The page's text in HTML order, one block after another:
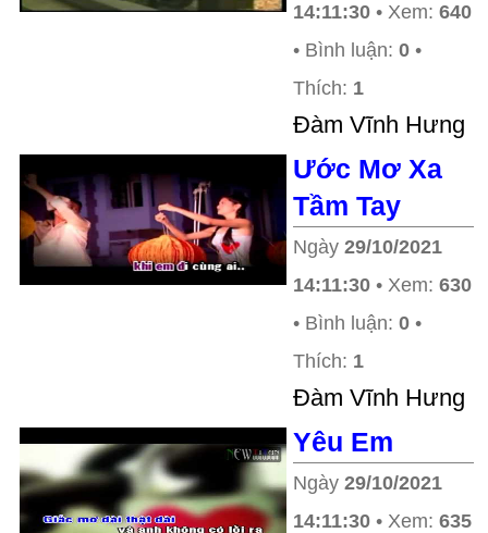
14:11:30 • Xem: 640
• Bình luận: 0 •
Thích: 1
Ðàm Vĩnh Hưng
Ước Mơ Xa
Tầm Tay
Ngày 29/10/2021
14:11:30 • Xem: 630
• Bình luận: 0 •
Thích: 1
Ðàm Vĩnh Hưng
Yêu Em
Ngày 29/10/2021
14:11:30 • Xem: 635